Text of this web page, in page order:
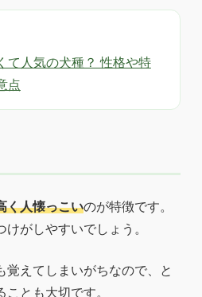
て人気の犬種？ 性格や特
点
く人懐っこいのが特徴です。
がしやすいでしょう。
覚えてしまいがちなので、と
とも大切です。